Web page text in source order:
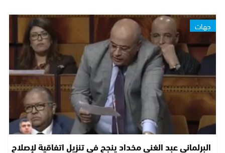
جهات
البرلماني عبد الغني مخداد ينجح في تنزيل اتفاقية لإصلاح